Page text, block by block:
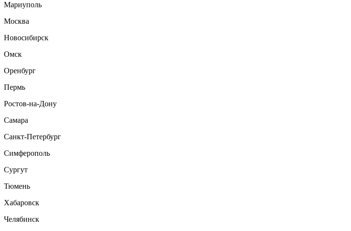
Мариуполь
Москва
Новосибирск
Омск
Оренбург
Пермь
Ростов-на-Дону
Самара
Санкт-Петербург
Симферополь
Сургут
Тюмень
Хабаровск
Челябинск